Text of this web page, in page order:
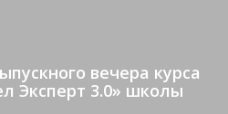
вечера курса
Эксперт 3.0» школы